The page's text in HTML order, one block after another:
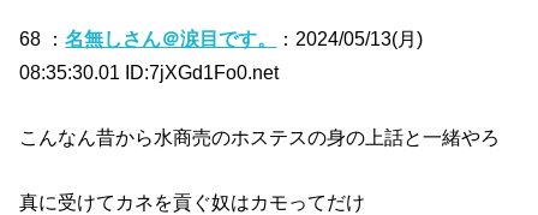
68 ：名無しさん＠涙目です。
：2024/05/13(月)
08:35:30.01 ID:7jXGd1Fo0.net
こんなん昔から水商売のホステスの身の上話と一緒やろ
真に受けてカネを貢ぐ奴はカモってだけ